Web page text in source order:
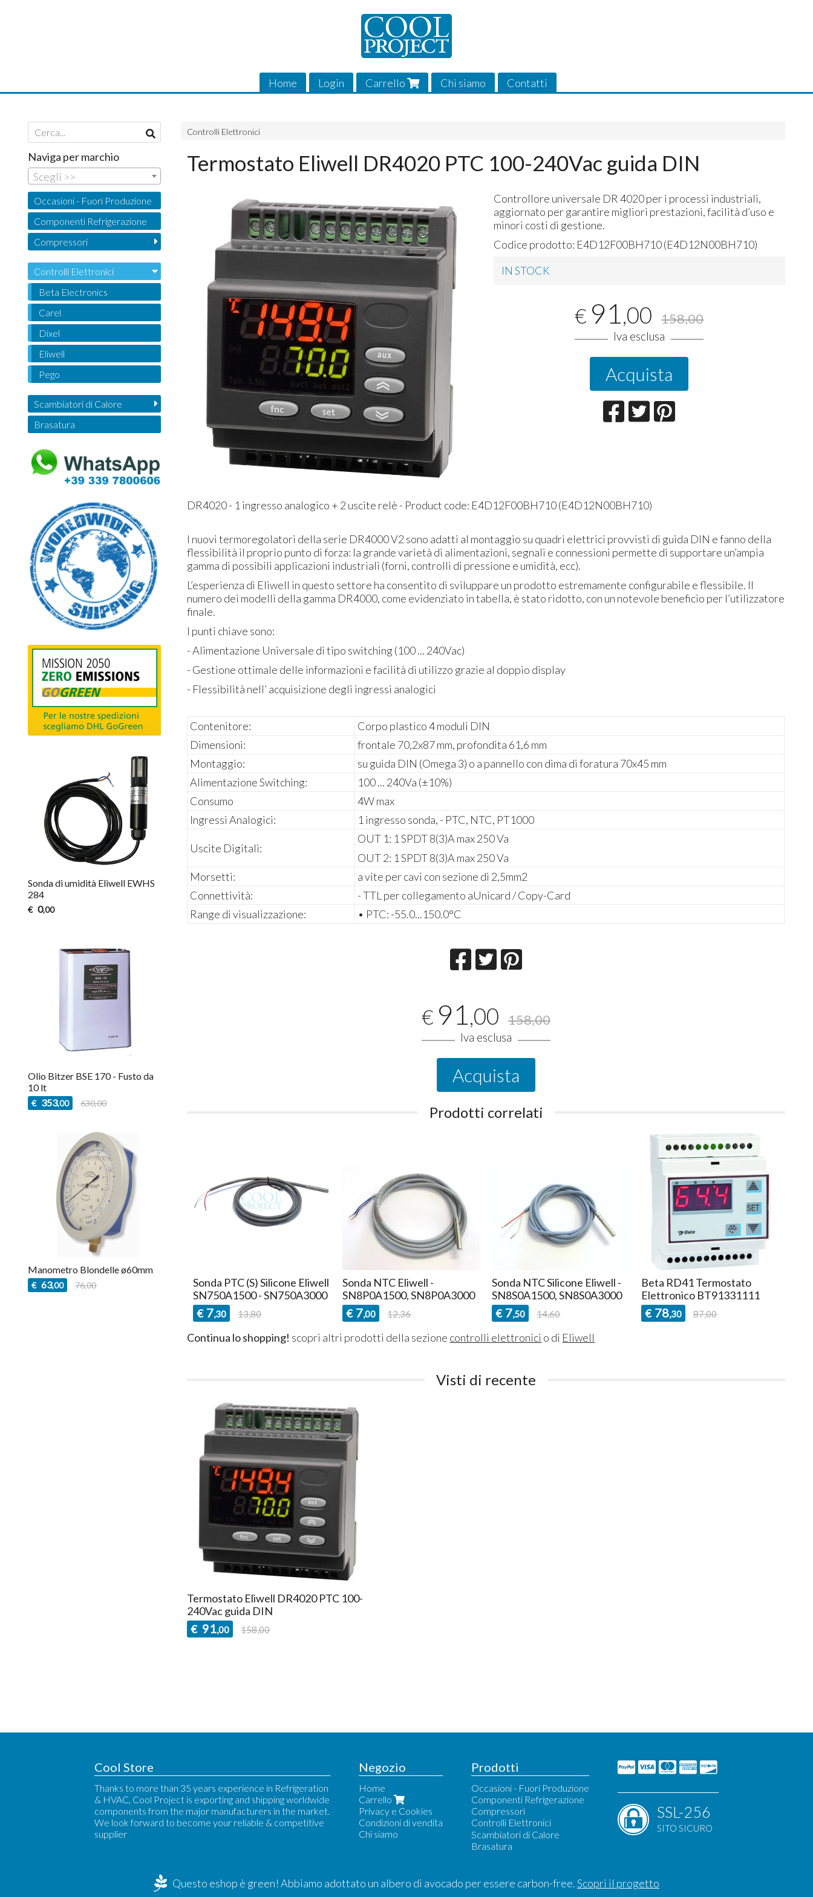
Home Login Carrello Chi siamo Contatti
Controlli Elettronici
Termostato Eliwell DR4020 PTC 100-240Vac guida DIN
Controllore universale DR 4020 per i processi industriali,
aggiornato per garantire migliori prestazioni, facilità d’uso e
minori costi di gestione.
Codice prodotto: E4D12F00BH710 (E4D12N00BH710)
IN STOCK
€ 91,00 158,00
Iva esclusa
Acquista
DR4020 - 1 ingresso analogico + 2 uscite relè - Product code: E4D12F00BH710 (E4D12N00BH710)
I nuovi termoregolatori della serie DR4000 V2 sono adatti al montaggio su quadri elettrici provvisti di guida DIN e fanno della
flessibilità il proprio punto di forza: la grande varietà di alimentazioni, segnali e connessioni permette di supportare un’ampia
gamma di possibili applicazioni industriali (forni, controlli di pressione e umidità, ecc).
L’esperienza di Eliwell in questo settore ha consentito di sviluppare un prodotto estremamente configurabile e flessibile. II
numero dei modelli della gamma DR4000, come evidenziato in tabella, è stato ridotto, con un notevole beneficio per l’utilizzatore
finale.
I punti chiave sono:
- Alimentazione Universale di tipo switching (100 ... 240Vac)
- Gestione ottimale delle informazioni e facilità di utilizzo grazie al doppio display
- Flessibilità nell’ acquisizione degli ingressi analogici
Contenitore:
Corpo plastico 4 moduli DIN
Dimensioni:
frontale 70,2x87 mm, profondita 61,6 mm
Montaggio:
su guida DIN (Omega 3) o a pannello con dima di foratura 70x45 mm
Alimentazione Switching:
100 ... 240Va (±10%)
Consumo
4W max
Ingressi Analogici:
1 ingresso sonda, - PTC, NTC, PT1000
Uscite Digitali:
OUT 1: 1 SPDT 8(3)A max 250 Va
OUT 2: 1 SPDT 8(3)A max 250 Va
Morsetti:
a vite per cavi con sezione di 2,5mm2
Connettività:
- TTL per collegamento aUnicard / Copy-Card
Range di visualizzazione:
• PTC: -55.0...150.0°C
€ 91,00 158,00
Iva esclusa
Acquista
Prodotti correlati
Sonda PTC (N) m Eliwell
SN7P0B1500 - SN7P0B3000
Sonda PTC (S) Silicone Eliwell
SN750A1500 - SN750A3000
€ 7,30 13,80
Sonda NTC Eliwell -
SN8P0A1500, SN8P0A3000
€ 7,00 12,36
Sonda NTC Silicone Eliwell -
SN8S0A1500, SN8S0A3000
€ 7,50 14,60
Beta RD41 Termostato
Elettronico BT91331111
€ 78,30 87,00
Continua lo shopping! scopri altri prodotti della sezione controlli elettronici o di Eliwell
Visti di recente
Termostato Eliwell DR4020 PTC 100-
240Vac guida DIN
€ 91,00 158,00
Naviga per marchio
Scegli >>
Occasioni - Fuori Produzione
Componenti Refrigerazione
Compressori
Controlli Elettronici
Beta Electronics
Carel
Dixel
Eliwell
Pego
Scambiatori di Calore
Brasatura
Sonda di umidità Eliwell EWHS
284
€ 0,00
Olio Bitzer BSE 170 - Fusto da
10 lt
€ 353,00 630,00
Manometro Blondelle ø60mm
€ 63,00 76,00
Cool Store
Thanks to more than 35 years experience in Refrigeration
& HVAC, Cool Project is exporting and shipping worldwide
components from the major manufacturers in the market.
We look forward to become your reliable & competitive
supplier
Negozio
Home
Carrello
Privacy e Cookies
Condizioni di vendita
Chi siamo
Prodotti
Occasioni - Fuori Produzione
Componenti Refrigerazione
Compressori
Controlli Elettronici
Beta Electronics
Carel
Pego
Scambiatori di Calore
Brasatura
SSL-256
SITO SICURO
Questo eshop è green! Abbiamo adottato un albero di avocado per essere carbon-free.Scopri il progetto